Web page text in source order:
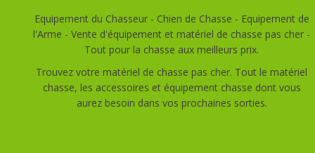
Equipement du Chasseur - Chien de Chasse - Equipement de
l'Arme - Vente d'équipement et matériel de chasse pas cher -
Tout pour la chasse aux meilleurs prix.
Trouvez votre matériel de chasse pas cher. Tout le matériel
chasse, les accessoires et équipement chasse dont vous
aurez besoin dans vos prochaines sorties.